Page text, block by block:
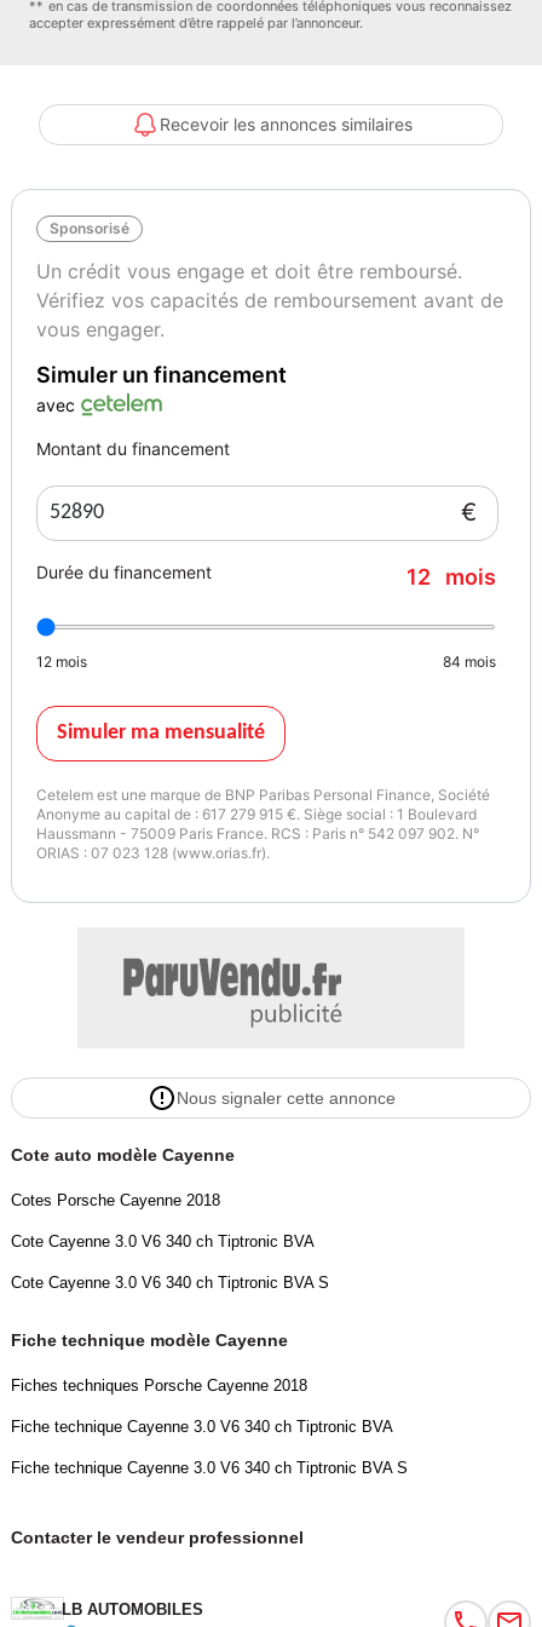
- Airbags frontaux et latéraux et autres
- Assistance de démarrage en côte
- Assistant de vision nocturne
- Capteur de lumière
- Capteur de pluie
- Climatisation automatique
- Commande vocale
- Contrôle automatique de la pression des pneus
- Direction assistée
- Éclairage d&#039;ambiance
- Écran tactile
- Fermeture centralisée
- Feux de jour LED
- Galerie de toit
- Hayon électrique
- Jantes alliage
- Kit de réparation d&#039;urgence des pneus
- Ordinateur de bord
- Phares LED
- Réglage électrique des sièges
- Réglage électrique des sièges avec fonction mémoire
- Rétroviseur extérieur électrique
- Rétroviseurs extérieurs rabattables électriquement
- Sièges arrières chauffants électriques
- Suspension adaptative
- Suspension pneumatique
- Système d&#039;alarme
- Système de sonorisation
- Toit ouvrant
- Toit panoramique
- Verrouillage centralisé sans clé
- Vitres teintées
- Volant chauffant
- WLAN / point d&#039;accès Wi-Fi
Caméra 360°, Arrière
** en cas de transmission de coordonnées téléphoniques vous reconnaissez
accepter expressément d’être rappelé par l’annonceur.
Recevoir les annonces similaires
Sponsorisé
Un crédit vous engage et doit être remboursé.
Vérifiez vos capacités de remboursement avant de
vous engager.
Simuler un financement
avec
Montant du financement
€
Durée du financement 12 mois
12 mois 84 mois
Simuler ma mensualité
Cetelem est une marque de BNP Paribas Personal Finance, Société
Anonyme au capital de : 617 279 915 €. Siège social : 1 Boulevard
Haussmann - 75009 Paris France. RCS : Paris n° 542 097 902. N°
ORIAS : 07 023 128 (www.orias.fr).
Nous signaler cette annonce
Cote auto modèle Cayenne
Cotes Porsche Cayenne 2018
Cote Cayenne 3.0 V6 340 ch Tiptronic BVA
Cote Cayenne 3.0 V6 340 ch Tiptronic BVA S
Fiche technique modèle Cayenne
Fiches techniques Porsche Cayenne 2018
Fiche technique Cayenne 3.0 V6 340 ch Tiptronic BVA
Fiche technique Cayenne 3.0 V6 340 ch Tiptronic BVA S
Contacter le vendeur professionnel
LB AUTOMOBILES